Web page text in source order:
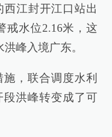
西江封开江口站出
戒水位2.16米，这
峰入境广东。
，联合调度水利
段洪峰转变成了可